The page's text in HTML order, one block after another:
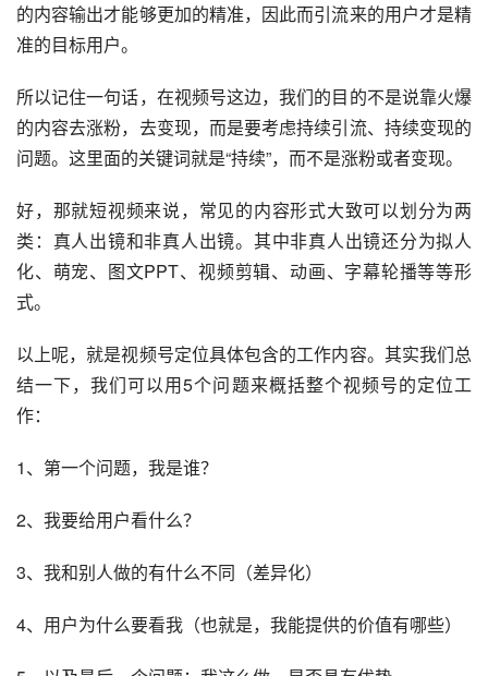
的内容输出才能够更加的精准，因此而引流来的用户才是精
准的目标用户。
所以记住一句话，在视频号这边，我们的目的不是说靠火爆
的内容去涨粉，去变现，而是要考虑持续引流、持续变现的
问题。这里面的关键词就是“持续”，而不是涨粉或者变现。
好，那就短视频来说，常见的内容形式大致可以划分为两
类：真人出镜和非真人出镜。其中非真人出镜还分为拟人
化、萌宠、图文PPT、视频剪辑、动画、字幕轮播等等形
式。
以上呢，就是视频号定位具体包含的工作内容。其实我们总
结一下，我们可以用5个问题来概括整个视频号的定位工
作：
1、第一个问题，我是谁？
2、我要给用户看什么？
3、我和别人做的有什么不同（差异化）
4、用户为什么要看我（也就是，我能提供的价值有哪些）